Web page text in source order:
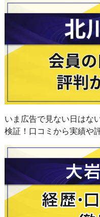
いま広告で見ない日はな
検証！口コミから実績や